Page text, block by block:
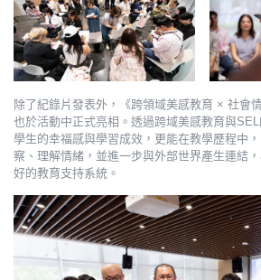
除了紀錄片發表外，《跨領域美感教育 × 社會
也於活動中正式亮相。透過跨域美感教育與
學生的幸福感與學習成效，更能在教學歷程中
察、理解情緒，並進一步與外部世界產生連結
好的教育支持系統。